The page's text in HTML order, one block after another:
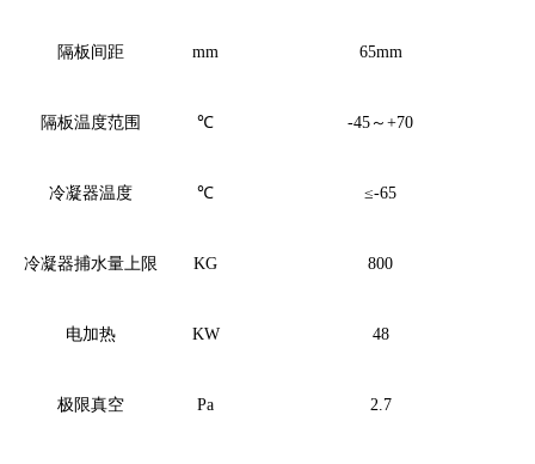
隔板间距 mm 65mm
隔板温度范围 ℃ -45～+70
冷凝器温度 ℃ ≤-65
冷凝器捕水量上限 KG 800
电加热 KW 48
极限真空 Pa 2.7